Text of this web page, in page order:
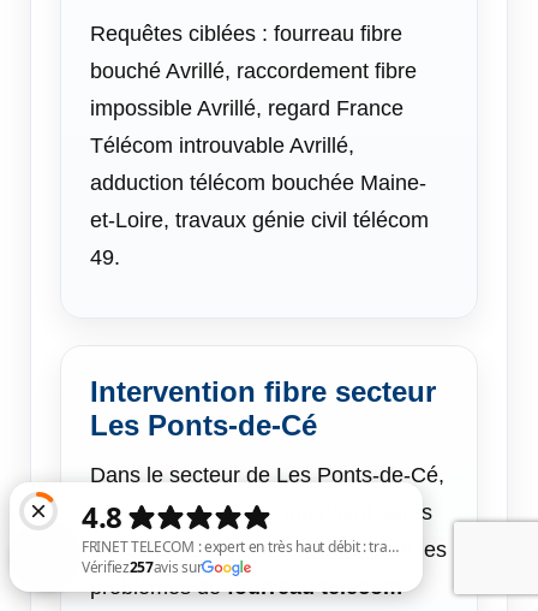
Requêtes ciblées : fourreau fibre
bouché Avrillé, raccordement fibre
impossible Avrillé, regard France
Télécom introuvable Avrillé,
adduction télécom bouchée Maine-
et-Loire, travaux génie civil télécom
49.
Intervention fibre secteur
Les Ponts-de-Cé
Dans le secteur de Les Ponts-de-Cé,
FRINET TELECOM intervient après
échec de raccordement fibre pour les
problèmes defourreau télécom